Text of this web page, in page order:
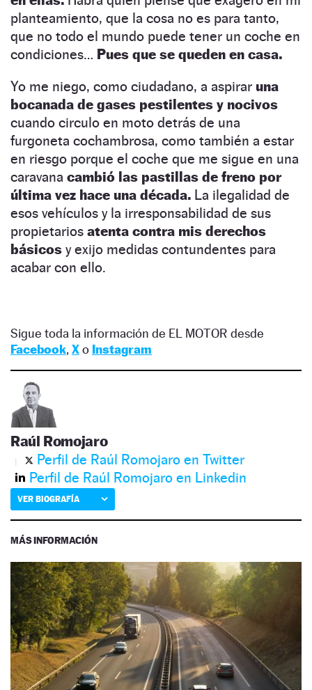
planteamiento, que la cosa no es para tanto,
que no todo el mundo puede tener un coche en
condiciones… Pues que se queden en casa.
Yo me niego, como ciudadano, a aspirar una
bocanada de gases pestilentes y nocivos
cuando circulo en moto detrás de una
furgoneta cochambrosa, como también a estar
en riesgo porque el coche que me sigue en una
caravana cambió las pastillas de freno por
última vez hace una década. La ilegalidad de
esos vehículos y la irresponsabilidad de sus
propietarios atenta contra mis derechos
básicos y exijo medidas contundentes para
acabar con ello.
Sigue toda la información de EL MOTOR desde
Facebook, Xo Instagram
Raúl Romojaro
Perfil de Raúl Romojaro en Twitter
Perfil de Raúl Romojaro en Linkedin
VER BIOGRAFÍA
MÁS INFORMACIÓN